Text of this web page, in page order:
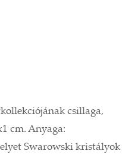
csillaga,
cm. Anyaga:
Swarowski kristályok